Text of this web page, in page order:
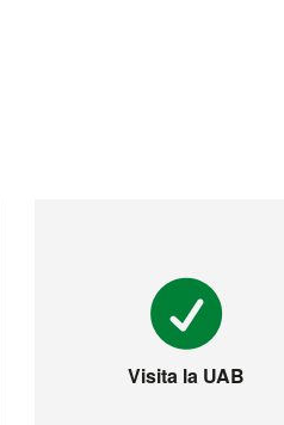
Visita la UAB